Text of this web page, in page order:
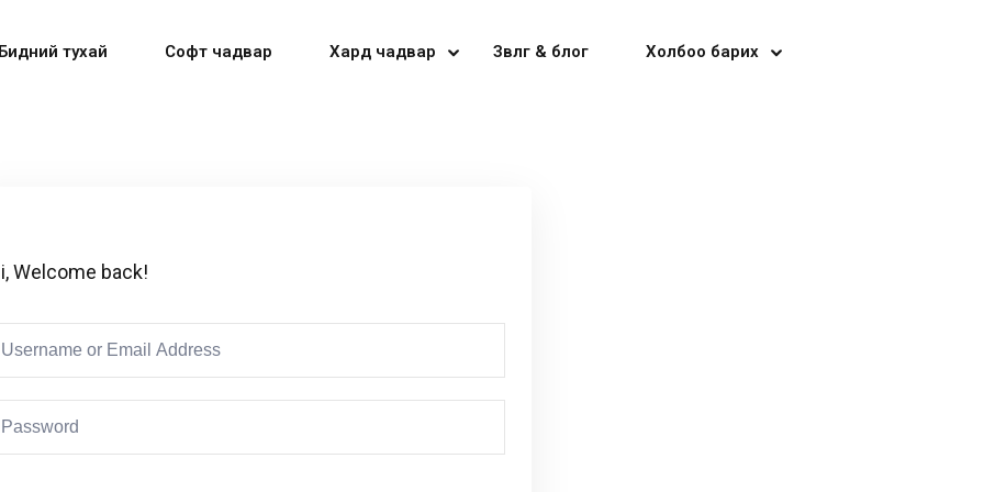
тухай Софт чадвар Хард чадвар Зөвлөгөө & блог Холбоо барих
Welcome back!
Don’t have an account?Sign up